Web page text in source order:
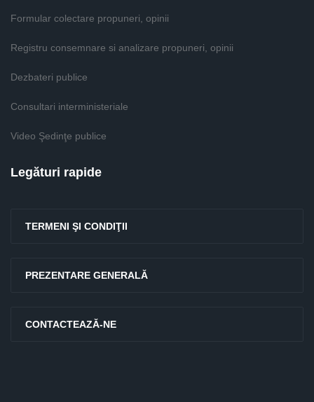
Formular colectare propuneri, opinii
Registru consemnare si analizare propuneri, opinii
Dezbateri publice
Consultari interministeriale
Video Şedinţe publice
Legături rapide
TERMENI ŞI CONDIŢII
PREZENTARE GENERALĂ
CONTACTEAZĂ-NE